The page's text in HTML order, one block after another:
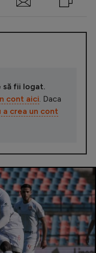
să fii logat.
cont aici . Daca
crea un cont